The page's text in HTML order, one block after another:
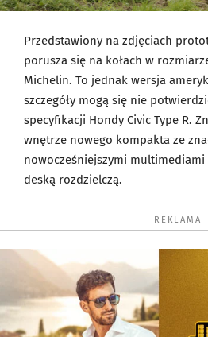
Przedstawiony na zdjęciach
porusza się na kołach w
Michelin. To jednak wersja
szczegóły mogą się nie
specyfikacji Hondy Civic Type R.
wnętrze nowego kompakta ze
nowocześniejszymi multimediami
deską rozdzielczą.
REKLAMA